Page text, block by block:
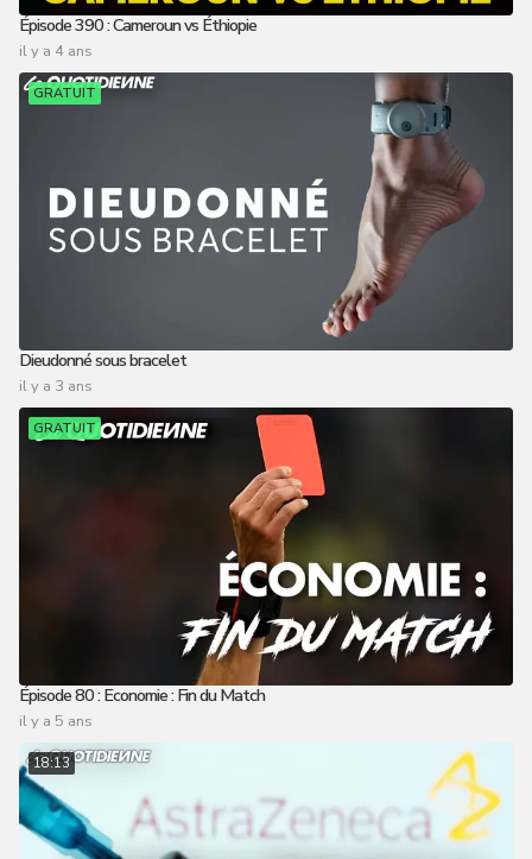
Épisode 390 : Cameroun vs Éthiopie
il y a 4 ans
GRATUIT
Dieudonné sous bracelet
il y a 3 ans
GRATUIT
Épisode 80 : Economie : Fin du Match
il y a 5 ans
18:13